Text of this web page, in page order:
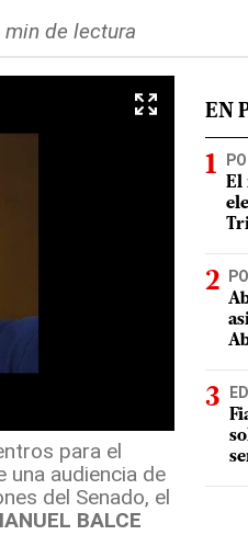
min de lectura
para el
una audiencia de
del Senado, el
BALCE
EN
El